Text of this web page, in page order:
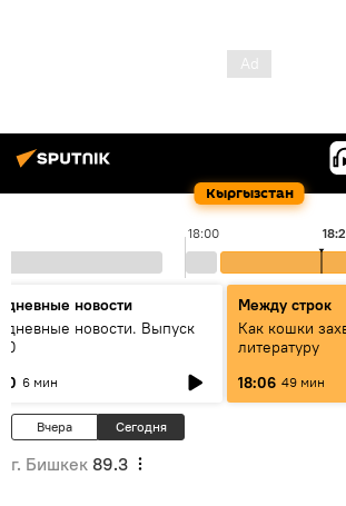
Кыргызстан
18:00
новости
новости. Выпуск
6 мин
Между строк
Как кошки
литературу
18:06 49 мин
Вчера Сегодня
г. Бишкек 89.3